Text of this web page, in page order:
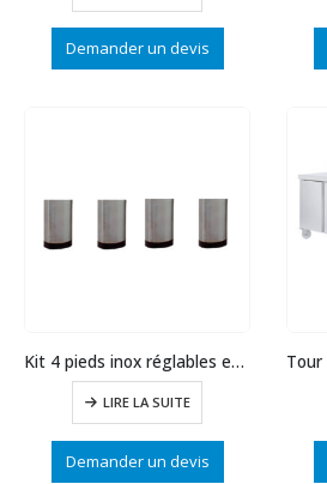
Demander un devis
Kit 4 pieds inox réglables en hauteur
LIRE LA SUITE
Demander un devis